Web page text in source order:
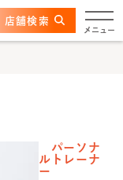
メニュー
店舗検索
パーソナ
ルトレーナ
ー